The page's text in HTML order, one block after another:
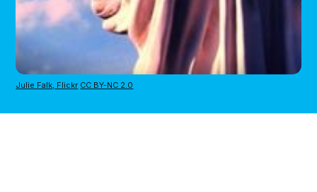
Julie Falk, Flickr CC BY-NC 2.0